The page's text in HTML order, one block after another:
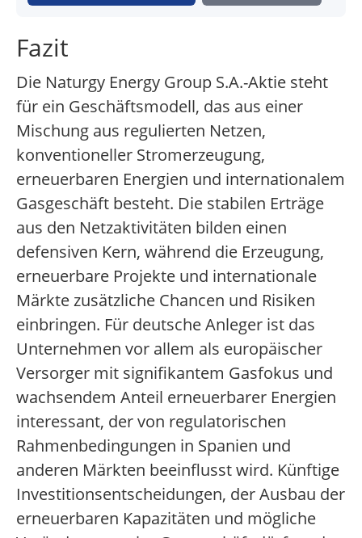
Fazit
Die Naturgy Energy Group S.A.-Aktie steht
für ein Geschäftsmodell, das aus einer
Mischung aus regulierten Netzen,
konventioneller Stromerzeugung,
erneuerbaren Energien und internationalem
Gasgeschäft besteht. Die stabilen Erträge
aus den Netzaktivitäten bilden einen
defensiven Kern, während die Erzeugung,
erneuerbare Projekte und internationale
Märkte zusätzliche Chancen und Risiken
einbringen. Für deutsche Anleger ist das
Unternehmen vor allem als europäischer
Versorger mit signifikantem Gasfokus und
wachsendem Anteil erneuerbarer Energien
interessant, der von regulatorischen
Rahmenbedingungen in Spanien und
anderen Märkten beeinflusst wird. Künftige
Investitionsentscheidungen, der Ausbau der
erneuerbaren Kapazitäten und mögliche